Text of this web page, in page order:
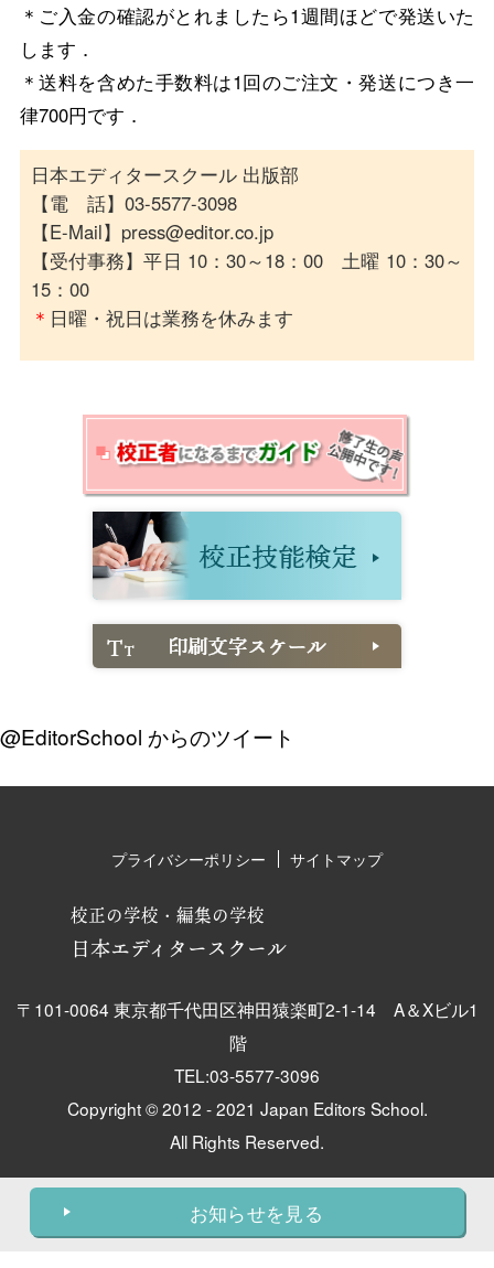
＊ご入金の確認がとれましたら1週間ほどで発送いた
します．
＊送料を含めた手数料は1回のご注文・発送につき一
律700円です．
日本エディタースクール 出版部
【電 話】03-5577-3098
【E-Mail】press@editor.co.jp
【受付事務】平日 10：30～18：00 土曜 10：30～
15：00
＊ 日曜・祝日は業務を休みます
@EditorSchool からのツイート
校正の学校・編集の学校
日本エディタースクール
〒101-0064 東京都千代田区神田猿楽町2-1-14 A＆Xビル1
階
TEL:03-5577-3096
Copyright © 2012 - 2021 Japan Editors School.
All Rights Reserved.
プライバシーポリシー サイトマップ
お知らせを見る